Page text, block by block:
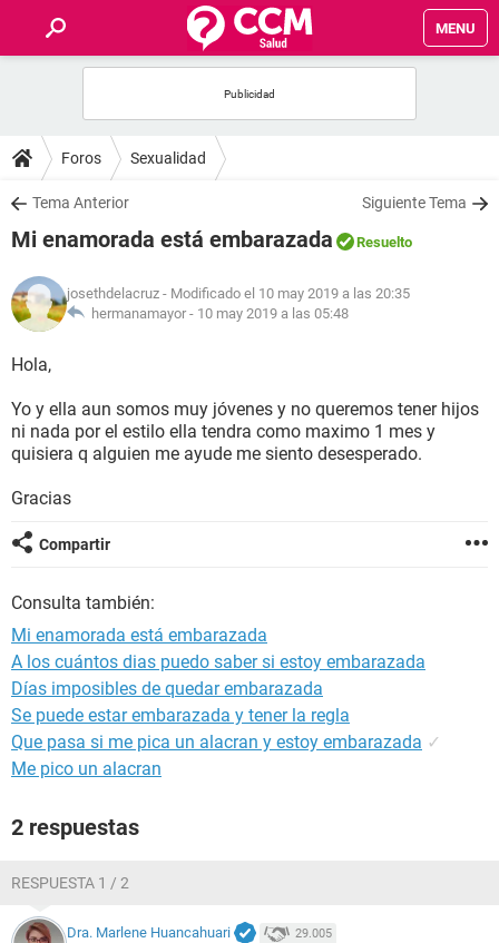
MENU
FOROS
SALUD
NUTRICIÓN
BIENESTAR
SEXUALIDAD
Foros Sexualidad
Tema Anterior Siguiente Tema
Mi enamorada está embarazada Resuelto
josethdelacruz - Modificado el 10 may 2019 a las 20:35
hermanamayor - 10 may 2019 a las 05:48
Hola,
Yo y ella aun somos muy jóvenes y no queremos tener hijos
ni nada por el estilo ella tendra como maximo 1 mes y
quisiera q alguien me ayude me siento desesperado.
Gracias
Compartir
Consulta también:
Mi enamorada está embarazada
A los cuántos dias puedo saber si estoy embarazada
Días imposibles de quedar embarazada
Se puede estar embarazada y tener la regla
Que pasa si me pica un alacran y estoy embarazada ✓
Me pico un alacran
2 respuestas
RESPUESTA 1 / 2
Dra. Marlene Huancahuari 29.005